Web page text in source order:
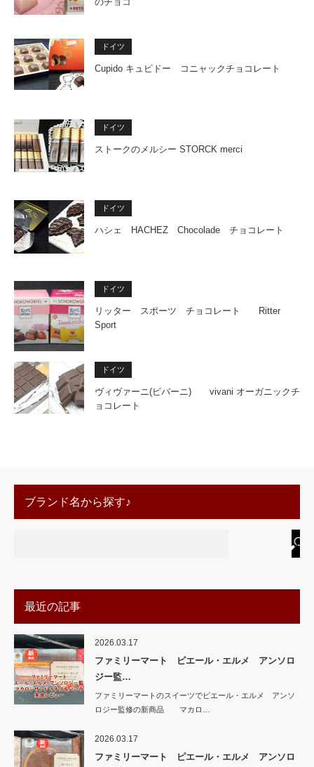
ドイツ
Cupido キュピドー コニャックチョコレート
ドイツ
ストークのメルシー STORCK merci
ドイツ
ハシェ HACHEZ Chocolade チョコレート
ドイツ
リッター スポーツ チョコレート Ritter
Sport
ドイツ
ヴィヴァーニ(ビバーニ) vivani オーガニックチ
ョコレート
ブランド名から探す♪
最近の記事
2026.03.17
ファミリーマート ピエール・エルメ アンソロ
ジー監…
ファミリーマートのスイーツでピエール・エルメ アンソ
ロジー監修の新商品 マカロ…
2026.03.17
ファミリーマート ピエール・エルメ アンソロ